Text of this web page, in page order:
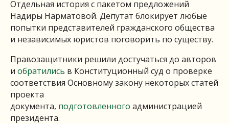
Отдельная история с пакетом предложений
Надиры Нарматовой. Депутат блокирует любые
попытки представителей гражданского общества
и независимых юристов поговорить по существу.
Правозащитники решили достучаться до авторов
и обратились в Конституционный суд о проверке
соответствия Основному закону некоторых статей
проекта
документа, подготовленного администрацией
президента.